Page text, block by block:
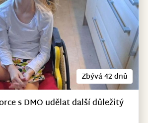
Zbývá 42 dnů
s DMO udělat další důležitý